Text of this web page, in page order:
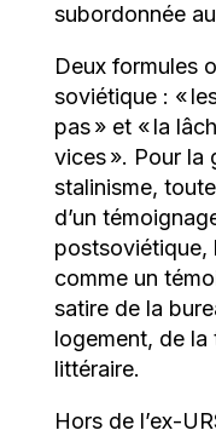
subordonnée
Deux formules
soviétique : «
pas » et « la
vices ». Pour la
stalinisme,
d’un
postsoviétique,
comme un
satire de la
logement, de la
littéraire.
Hors de l’ex-